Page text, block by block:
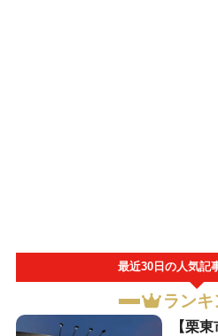
最近30日の人気記
ラン
【栗